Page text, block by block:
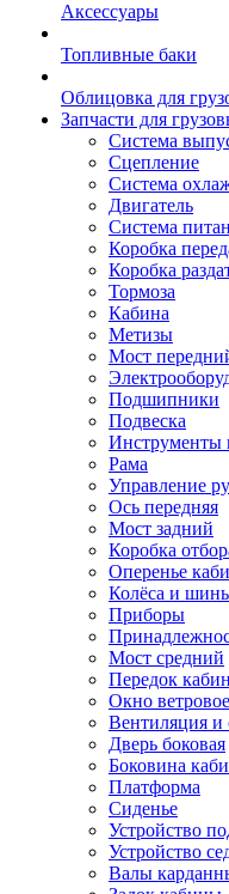
Аксессуары
Топливные баки
Облицовка для
Запчасти для
Система
Сцепление
Система
Двигатель
Система
Коробка
Коробка
Тормоза
Кабина
Метизы
Мост
Подшипники
Подвеска
Инструменты
Рама
Управление
Ось передняя
Мост задний
Коробка
Оперенье
Колёса и
Приборы
Мост средний
Передок
Окно ветровое
Вентиляция и
Дверь боковая
Боковина
Платформа
Сиденье
Устройство
Устройство
Валы